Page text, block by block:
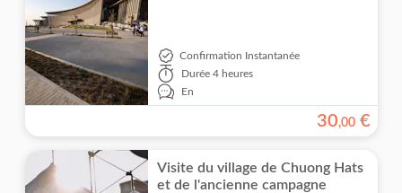
Confirmation Instantanée
Durée 4 heures
En
30,00 €
Visite du village de Chuong Hats
et de l'ancienne campagne